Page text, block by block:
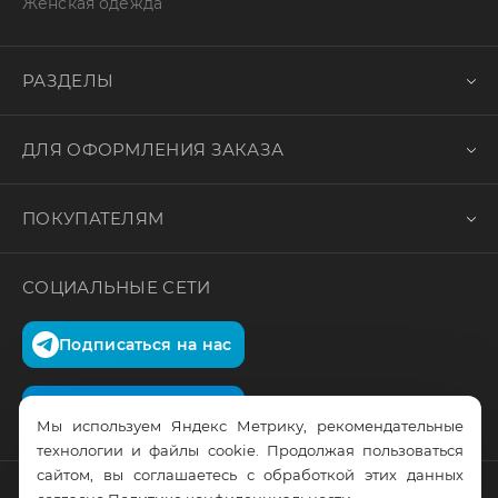
РАЗДЕЛЫ
ДЛЯ ОФОРМЛЕНИЯ ЗАКАЗА
ПОКУПАТЕЛЯМ
СОЦИАЛЬНЫЕ СЕТИ
Подписаться на нас
Мы используем Яндекс Метрику, рекомендательные
технологии и файлы cookie. Продолжая пользоваться
сайтом, вы соглашаетесь с обработкой этих данных